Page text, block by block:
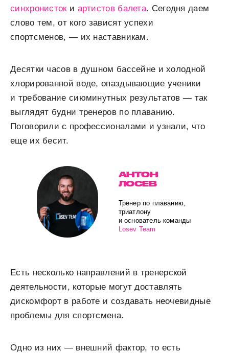
синхронистоки артистов балета. Сегодня даем
слово тем, от кого зависят успехи
спортсменов, — их наставникам.
Десятки часов в душном бассейне и холодной
хлорированной воде, опаздывающие ученики
и требование сиюминутных результатов — так
выглядят будни тренеров по плаванию.
Поговорили с профессионалами и узнали, что
еще их бесит.
АНТОН
ЛОСЕВ
Тренер по плаванию,
триатлону
и основатель команды
Losev Team
Есть несколько направлений в тренерской
деятельности, которые могут доставлять
дискомфорт в работе и создавать неочевидные
проблемы для спортсмена.
Одно из них — внешний фактор, то есть